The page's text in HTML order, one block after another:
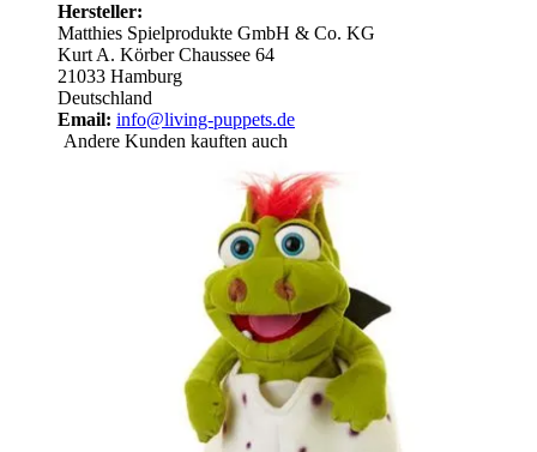
Hersteller:
Matthies Spielprodukte GmbH & Co. KG
Kurt A. Körber Chaussee 64
21033 Hamburg
Deutschland
Email: info@living-puppets.de
Andere Kunden kauften auch